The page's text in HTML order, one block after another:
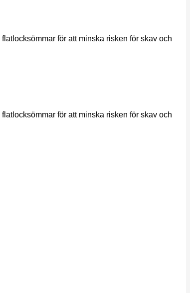
för att minska risken för skav och
för att minska risken för skav och